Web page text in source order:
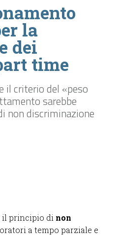
la
dei
time
il criterio del «peso
sarebbe
non discriminazione
il principio di non
a tempo parziale e